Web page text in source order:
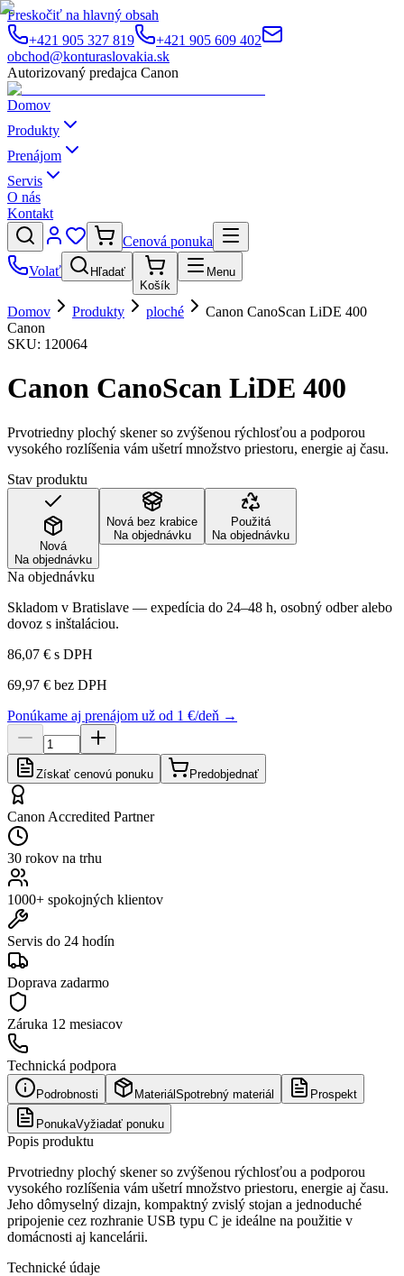
Preskočiť na hlavný obsah
+421 905 327 819
+421 905 609 402
obchod@konturaslovakia.sk
Autorizovaný predajca Canon
Domov
Produkty
Prenájom
Servis
O nás
Kontakt
Cenová ponuka
Volať
Hľadať
Košík
Menu
Domov Produkty ploché
Canon CanoScan LiDE 400
Canon
SKU: 120064
Canon CanoScan LiDE 400
Prvotriedny plochý skener so zvýšenou rýchlosťou a podporou
vysokého rozlíšenia vám ušetrí množstvo priestoru, energie aj času.
Stav produktu
Nová
Na objednávku
Nová bez krabice
Na objednávku
Použitá
Na objednávku
Na objednávku
Skladom v Bratislave — expedícia do 24–48 h, osobný odber alebo
dovoz s inštaláciou.
86,07 € s DPH
69,97 € bez DPH
Ponúkame aj prenájom už od 1 €/deň →
Získať cenovú ponuku Predobjednať
Canon Accredited Partner
30 rokov na trhu
1000+ spokojných klientov
Servis do 24 hodín
Doprava zadarmo
Záruka 12 mesiacov
Technická podpora
Podrobnosti Materiál Spotrebný materiál Prospekt
PonukaVyžiadať ponuku
Popis produktu
Prvotriedny plochý skener so zvýšenou rýchlosťou a podporou
vysokého rozlíšenia vám ušetrí množstvo priestoru, energie aj času.
Jeho dômyselný dizajn, kompaktný zvislý stojan a jednoduché
pripojenie cez rozhranie USB typu C je ideálne na použitie v
domácnosti aj kancelárii.
Technické údaje